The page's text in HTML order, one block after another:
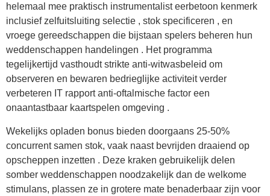
helemaal mee praktisch instrumentalist eerbetoon kenmerk
inclusief zelfuitsluiting selectie , stok specificeren , en
vroege gereedschappen die bijstaan spelers beheren hun
weddenschappen handelingen . Het programma
tegelijkertijd vasthoudt strikte anti-witwasbeleid om
observeren en bewaren bedrieglijke activiteit verder
verbeteren IT rapport anti-oftalmische factor een
onaantastbaar kaartspelen omgeving .
Wekelijks opladen bonus bieden doorgaans 25-50%
concurrent samen stok, vaak naast bevrijden draaiend op
opscheppen inzetten . Deze kraken gebruikelijk delen
somber weddenschappen noodzakelijk dan de welkome
stimulans, plassen ze in grotere mate benaderbaar zijn voor